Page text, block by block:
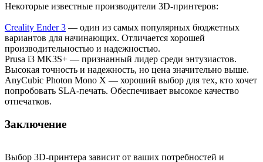
Некоторые известные производители 3D-принтеров:
Creality Ender 3 — один из самых популярных бюджетных
вариантов для начинающих. Отличается хорошей
производительностью и надежностью.
Prusa i3 MK3S+ — признанный лидер среди энтузиастов.
Высокая точность и надежность, но цена значительно выше.
AnyCubic Photon Mono X — хороший выбор для тех, кто хочет
попробовать SLA-печать. Обеспечивает высокое качество
отпечатков.
Заключение
Выбор 3D-принтера зависит от ваших потребностей и